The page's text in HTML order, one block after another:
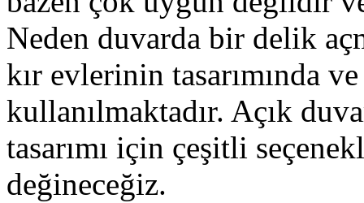
Neden duvarda bir delik
kır evlerinin tasarımında
kullanılmaktadır. Açık
tasarımı için çeşitli
değineceğiz.